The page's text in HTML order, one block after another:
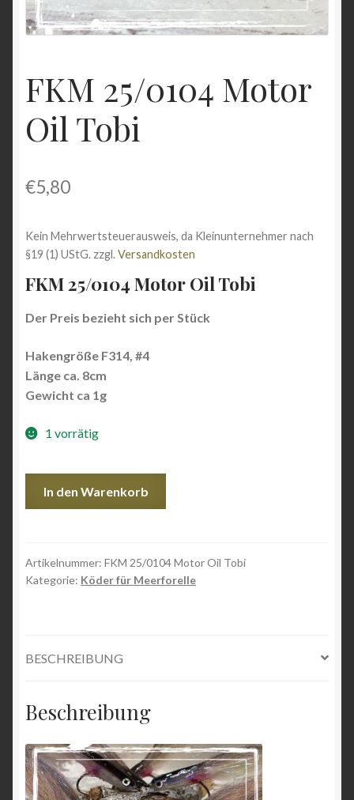
Shop
Vertrag widerrufen
Warenkorb
Widerrufsbelehrung
FKM 25/0104 Motor
Oil Tobi
€5,80
Kein Mehrwertsteuerausweis, da Kleinunternehmer nach
§19 (1) UStG. zzgl.Versandkosten
FKM 25/0104 Motor Oil Tobi
Der Preis bezieht sich per Stück
Hakengröße F314, #4
Länge ca. 8cm
Gewicht ca 1g
1 vorrätig
Tobi
Menge
In den Warenkorb
Artikelnummer: FKM 25/0104 Motor Oil Tobi
Kategorie: Köder für Meerforelle
BESCHREIBUNG
Beschreibung